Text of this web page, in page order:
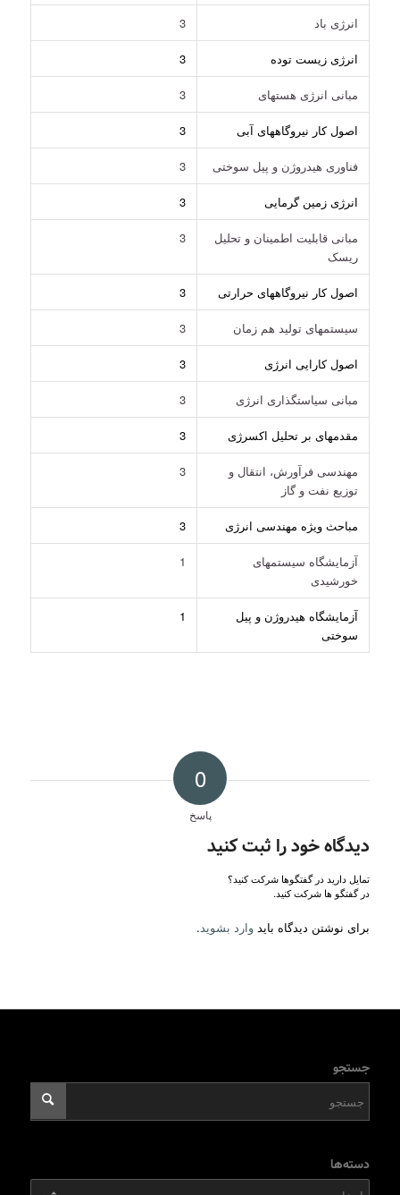
انرژی باد 3
انرژی زیست توده 3
مبانی انرژی هستهای 3
اصول کار نیروگاههای آبی 3
فناوری هیدروژن و پیل سوختی 3
انرژی زمین گرمایی 3
مبانی قابلیت اطمینان و تحلیل
ریسک
3
اصول کار نیروگاههای حرارتی 3
سیستمهای تولید هم زمان 3
اصول کارایی انرژی 3
مبانی سیاستگذاری انرژی 3
مقدمهای بر تحلیل اکسرژی 3
مهندسی فرآورش، انتقال و
توزیع نفت و گاز
3
مباحث ویژه مهندسی انرژی 3
آزمایشگاه سیستمهای
خورشیدی
1
آزمایشگاه هیدروژن و پیل
سوختی
1
0
پاسخ
دیدگاه خود را ثبت کنید
تمایل دارید در گفتگوها شرکت کنید؟
در گفتگو ها شرکت کنید.
برای نوشتن دیدگاه باید وارد بشوید.
جستجو
دسته‌ها